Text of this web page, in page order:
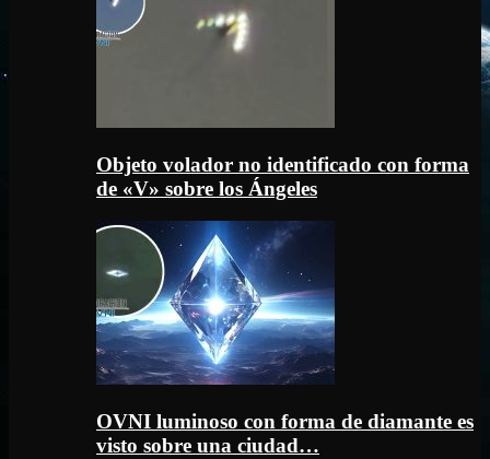
Objeto volador no identificado con forma
de «V» sobre los Ángeles
OVNI luminoso con forma de diamante es
visto sobre una ciudad…